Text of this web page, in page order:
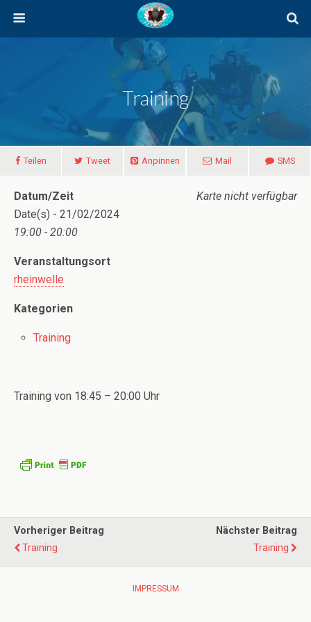
Training
Teilen Tweet Anpinnen Mail SMS
Karte nicht verfügbar
Datum/Zeit
Date(s) - 21/02/2024
19:00 - 20:00
Veranstaltungsort
rheinwelle
Kategorien
Training
Training von 18:45 – 20:00 Uhr
Vorheriger Beitrag
Training
Nächster Beitrag
Training
IMPRESSUM